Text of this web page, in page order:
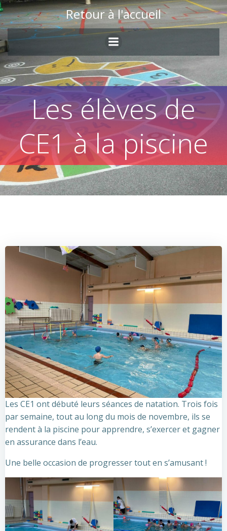
Skip
to
content
Retour à l'accueil
Les élèves de
CE1 à la piscine
Les CE1 ont débuté leurs séances de natation. Trois fois
par semaine, tout au long du mois de novembre, ils se
rendent à la piscine pour apprendre, s’exercer et gagner
en assurance dans l’eau.
Une belle occasion de progresser tout en s’amusant !